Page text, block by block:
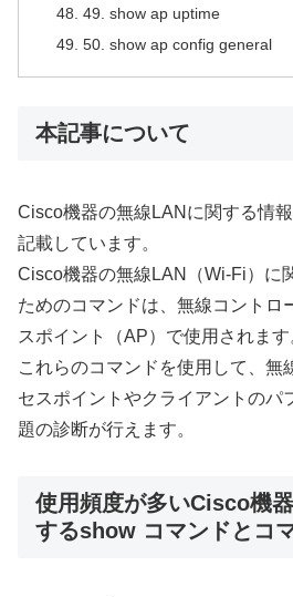
49. show ap uptime
50. show ap config general
本記事について
Cisco機器の無線LANに関する情
記載しています。
Cisco機器の無線LAN（Wi-Fi）に
ためのコマンドは、無線コントロ
スポイント（AP）で使用されます
これらのコマンドを使用して、無
セスポイントやクライアントのパ
題の診断が行えます。
使用頻度が多いCisco機
するshow コマンドとコ